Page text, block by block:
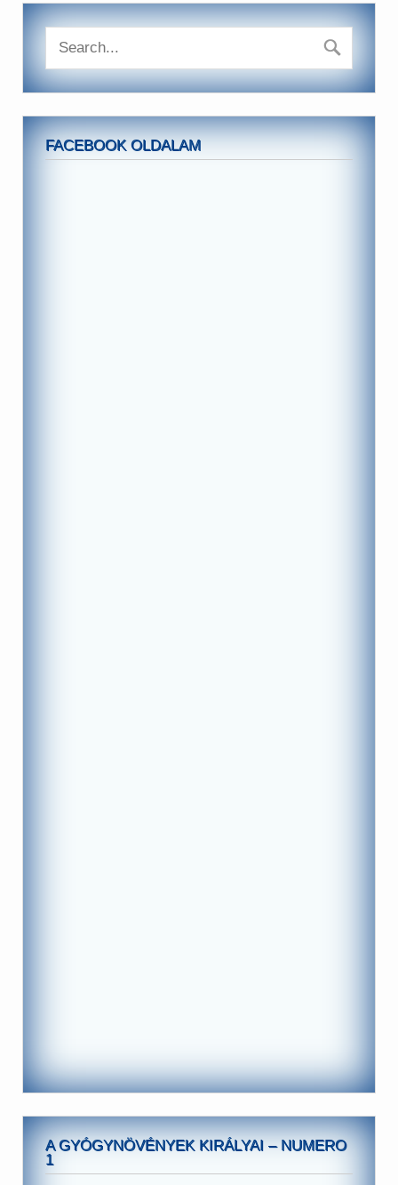
FACEBOOK OLDALAM
A GYÓGYNÖVÉNYEK KIRÁLYAI – NUMERO
1